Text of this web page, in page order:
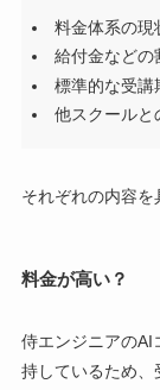
料金体系の現
給付金などの
標準的な受講
他スクールと
それぞれの内容を
料金が高い？
侍エンジニアのAI
持しているため、